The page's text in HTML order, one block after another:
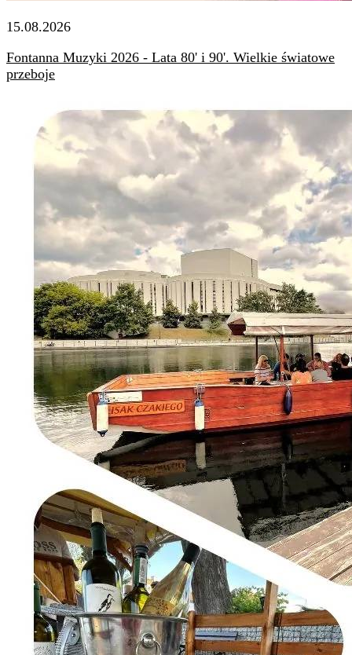
15.08.2026
Fontanna Muzyki 2026 - Lata 80' i 90'. Wielkie światowe
przeboje